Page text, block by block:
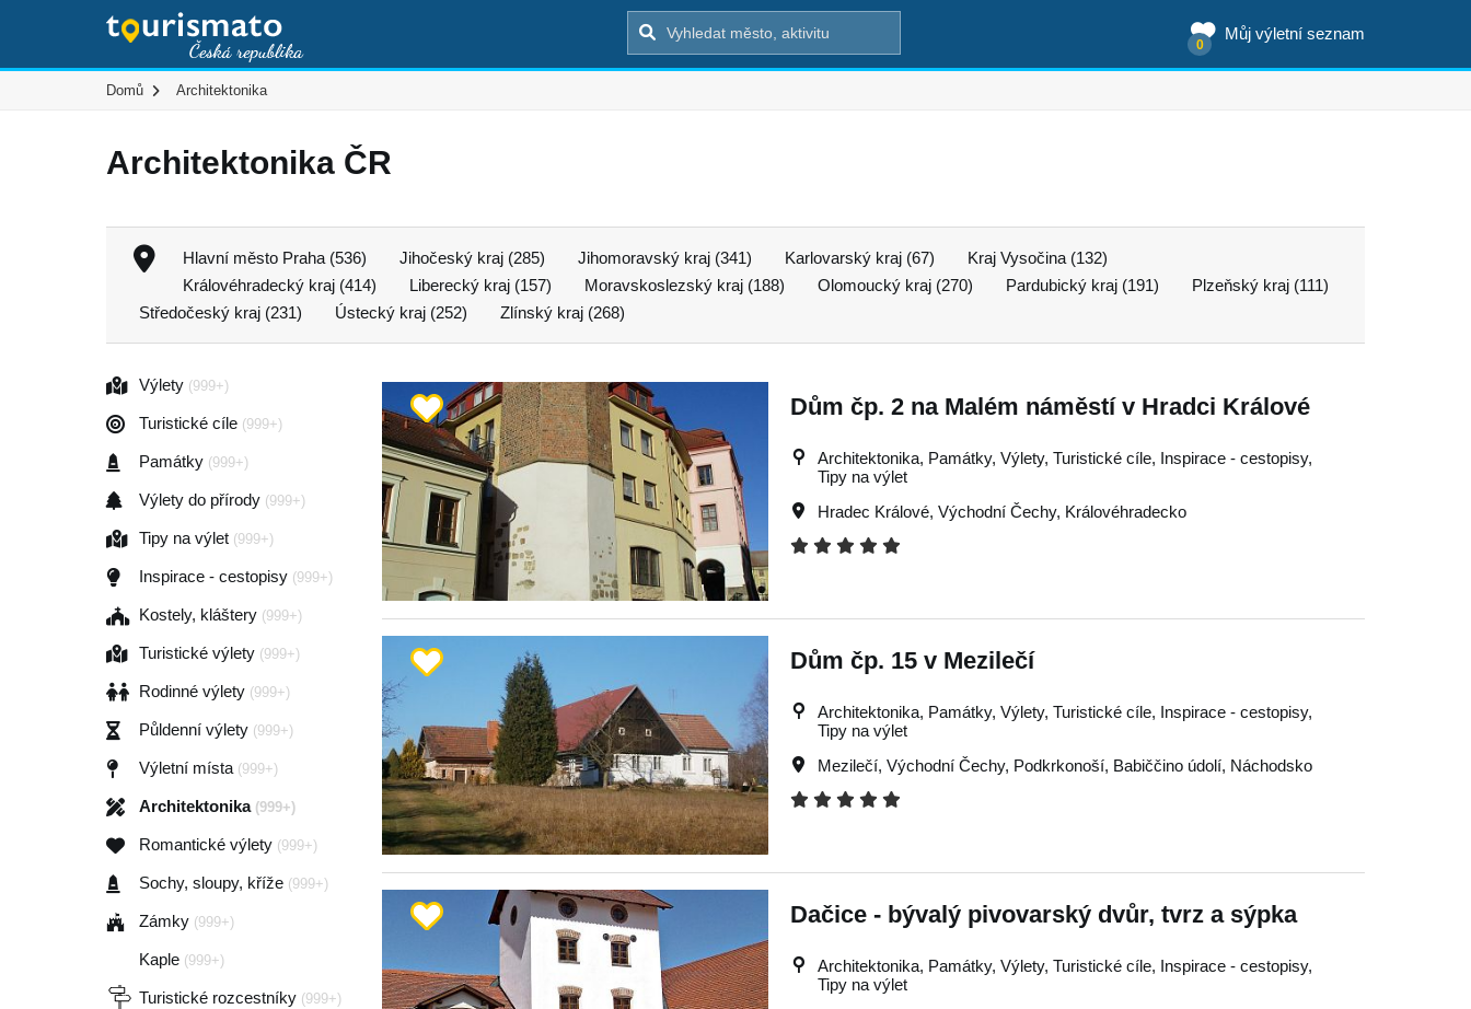
Můj výletní seznam
0
Domů Architektonika
Architektonika ČR
Hlavní město Praha (536) Jihočeský kraj (285) Jihomoravský kraj (341) Karlovarský kraj (67)
Kraj Vysočina (132)
Královéhradecký kraj (414)
Liberecký kraj (157) Moravskoslezský kraj (188) Olomoucký kraj (270) Pardubický kraj (191)
Plzeňský kraj (111)
Středočeský kraj (231)
Ústecký kraj (252) Zlínský kraj (268)
Výlety (999+)
Turistické cíle (999+)
Památky (999+)
Výlety do přírody (999+)
Tipy na výlet (999+)
Inspirace - cestopisy (999+)
Kostely, kláštery (999+)
Turistické výlety (999+)
Rodinné výlety (999+)
Půldenní výlety (999+)
Výletní místa (999+)
Architektonika (999+)
Romantické výlety (999+)
Sochy, sloupy, kříže (999+)
Zámky (999+)
Kaple (999+)
Turistické rozcestníky (999+)
Dům čp. 2 na Malém náměstí v Hradci Králové
Architektonika, Památky, Výlety, Turistické cíle, Inspirace - cestopisy,
Tipy na výlet
Hradec Králové,Východní Čechy, Královéhradecko
Dům čp. 15 v Mezilečí
Architektonika, Památky, Výlety, Turistické cíle, Inspirace - cestopisy,
Tipy na výlet
Mezilečí,Východní Čechy, Podkrkonoší, Babiččino údolí, Náchodsko
Dačice - bývalý pivovarský dvůr, tvrz a sýpka
Architektonika, Památky, Výlety, Turistické cíle, Inspirace - cestopisy,
Tipy na výlet